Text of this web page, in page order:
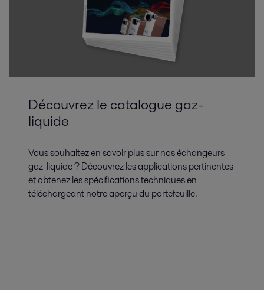
Découvrez le catalogue gaz-
liquide
Vous souhaitez en savoir plus sur nos échangeurs
gaz-liquide ? Découvrez les applications pertinentes
et obtenez les spécifications techniques en
téléchargeant notre aperçu du portefeuille.